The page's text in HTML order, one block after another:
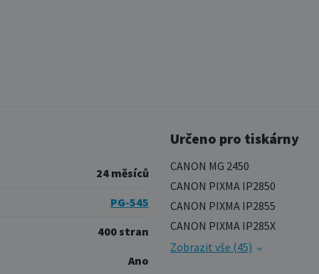
24 měsíců
PG-545
400 stran
Ano
Určeno pro tiskárny
CANON MG 2450
CANON PIXMA IP2850
CANON PIXMA IP2855
CANON PIXMA IP285X
Zobrazit vše (45)